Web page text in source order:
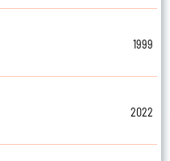
1999
2022